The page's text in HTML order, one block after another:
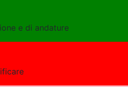
e di andature